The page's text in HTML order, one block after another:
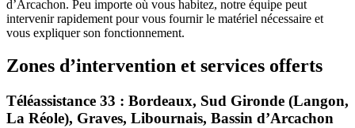
d’Arcachon. Peu importe où vous habitez, notre équipe peut
intervenir rapidement pour vous fournir le matériel nécessaire et
vous expliquer son fonctionnement.
Zones d’intervention et services offerts
Téléassistance 33 : Bordeaux, Sud Gironde (Langon,
La Réole), Graves, Libournais, Bassin d’Arcachon